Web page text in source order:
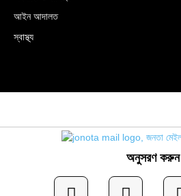
আইন আদালত
স্বাস্থ্য
অনুসরণ করুন